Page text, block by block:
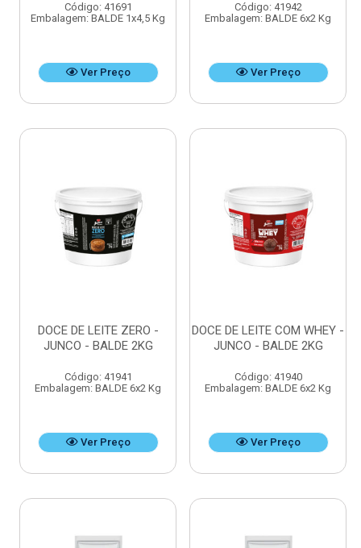
Código: 41691
Embalagem: BALDE 1x4,5 Kg
Ver Preço
Código: 41942
Embalagem: BALDE 6x2 Kg
Ver Preço
DOCE DE LEITE ZERO -
JUNCO - BALDE 2KG
Código: 41941
Embalagem: BALDE 6x2 Kg
Ver Preço
DOCE DE LEITE COM WHEY -
JUNCO - BALDE 2KG
Código: 41940
Embalagem: BALDE 6x2 Kg
Ver Preço